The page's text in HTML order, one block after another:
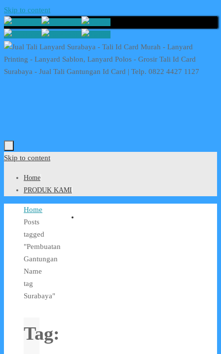
Skip to content
Skip to content
Home
PRODUK KAMI
Home
Posts
tagged
"Pembuatan
Gantungan
Name
tag
Surabaya"
Tag: